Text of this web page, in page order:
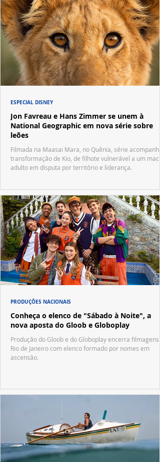
Jon Favreau e Hans Zimmer se unem à
National Geographic em nova série sobre
leões
Filmada na Maasai Mara, no Quênia, série acompanha
transformação de Kio, de filhote vulnerável a um
adulto em disputa por território e liderança.
ESPECIAL DISNEY
Conheça o elenco de "Sábado à Noite", a
nova aposta do Gloob e Globoplay
Produção do Gloob e do Globoplay encerra filmagens
Rio de Janeiro com elenco formado por nomes em
ascensão.
PRODUÇÕES NACIONAIS